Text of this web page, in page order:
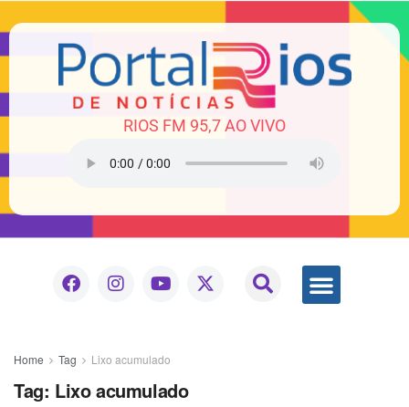
RIOS FM 95,7 AO VIVO
Home Tag Lixo acumulado
Tag: Lixo acumulado